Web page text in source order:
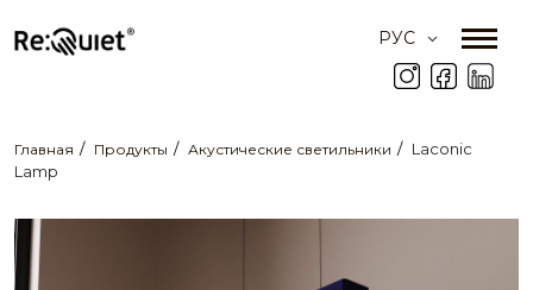
РУС
Главная Продукты Акустические светильники
Laconic
Lamp